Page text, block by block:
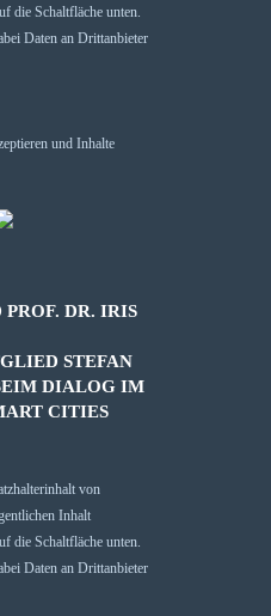
die Schaltfläche unten.
Daten an Drittanbieter
und Inhalte
DR. IRIS
STEFAN
DIALOG IM
CITIES
von
Inhalt
die Schaltfläche unten.
Daten an Drittanbieter